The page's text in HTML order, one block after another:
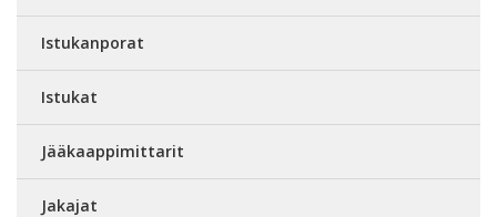
Istukanporat
Istukat
Jääkaappimittarit
Jakajat